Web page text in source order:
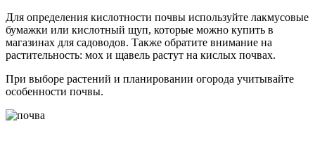
Для определения кислотности почвы используйте лакмусовые
бумажки или кислотный щуп, которые можно купить в
магазинах для садоводов. Также обратите внимание на
растительность: мох и щавель растут на кислых почвах.
При выборе растений и планировании огорода учитывайте
особенности почвы.